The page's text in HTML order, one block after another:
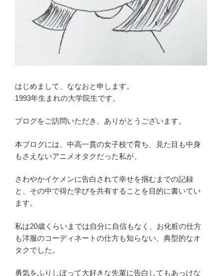
はじめまして、ななおと申します。
1993年生まれの大学院生です。
ブログをご訪問いただき、ありがとうございます。
本ブログには、中高一貫の女子校で育ち、見た目も中身
もさえないアニメオタクだった私が、
さわやかイケメンに告白されて幸せを掴むまでの記録
と、その中で得た学びを共有することを目的に書いてい
ます。
私は20歳くらいまでは自分に自信もなく、お化粧の仕方
も洋服のコーディネートの仕方も知らない、典型的なオ
タクでした。
勇気をふりしぼって大好きな先輩に告白してもあっけな